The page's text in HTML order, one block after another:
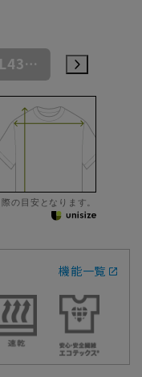
LL43cm/82cm
の目安となります。
機能一覧